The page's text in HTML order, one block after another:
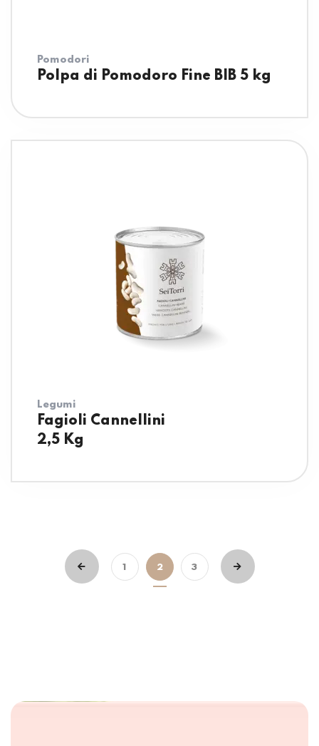
Pomodori
Polpa di Pomodoro Fine BIB 5 kg
Legumi
Fagioli Cannellini
2,5 Kg
1 2 3